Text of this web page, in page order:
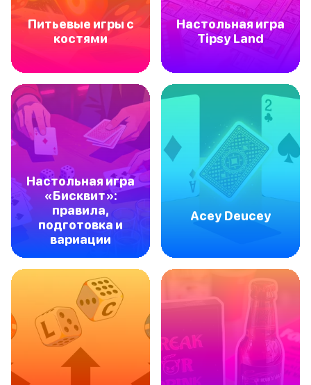
Питьевые игры с
костями
Настольная игра
Tipsy Land
Настольная игра
«Бисквит»:
правила,
подготовка и
вариации
Acey Deucey